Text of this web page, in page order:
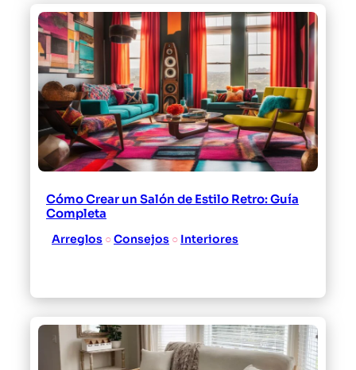
Cómo Crear un Salón de Estilo Retro: Guía
Completa
Arreglos ○ Consejos ○ Interiores